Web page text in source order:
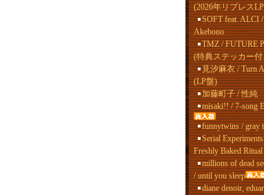
(2026年リプレス
SOFT feat. ALCI /
Akebono
TMZ / FUTURE
(特典ステッカー
見汐麻衣 / Turn
(LP盤)
加藤町子 / 性純
misaki!! / 7-song
funnytwins / gray
Serial
Freshly Baked Ritual
millions of dead
/ until you sleep
diane denoir,